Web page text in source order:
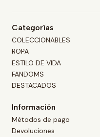
Categorías
COLECCIONABLES
ROPA
ESTILO DE VIDA
FANDOMS
DESTACADOS
Información
Métodos de pago
Devoluciones